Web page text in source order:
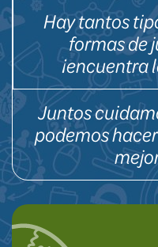
Hay tantos
formas de
¡encuentra
Juntos
podemos